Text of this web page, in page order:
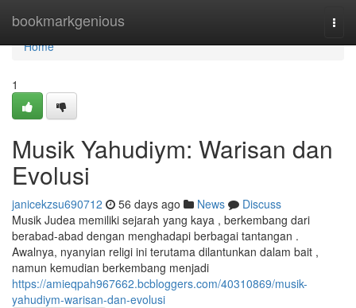
bookmarkgenious
Home
Home
1
Musik Yahudiym: Warisan dan
Evolusi
janicekzsu690712 56 days ago News
Discuss
Musik Judea memiliki sejarah yang kaya , berkembang dari
berabad-abad dengan menghadapi berbagai tantangan .
Awalnya, nyanyian religi ini terutama dilantunkan dalam bait ,
namun kemudian berkembang menjadi
https://amieqpah967662.bcbloggers.com/40310869/musik-
yahudiym-warisan-dan-evolusi